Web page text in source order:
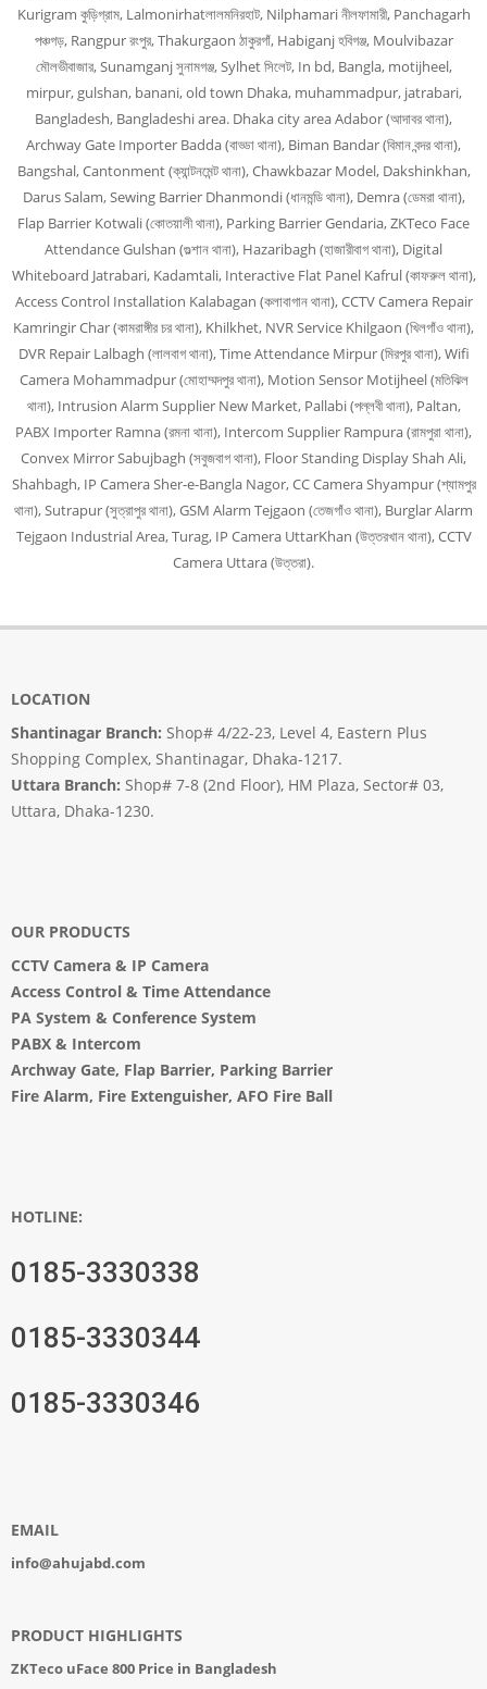
Kurigram কুড়িগ্রাম, Lalmonirhatলালমনিরহাট, Nilphamari নীলফামারী, Panchagarh
পঞ্চগড়, Rangpur রংপুর, Thakurgaon ঠাকুরগাঁ, Habiganj হবিগঞ্জ, Moulvibazar
মৌলভীবাজার, Sunamganj সুনামগঞ্জ, Sylhet সিলেট, In bd, Bangla, motijheel,
mirpur, gulshan, banani, old town Dhaka, muhammadpur, jatrabari,
Bangladesh, Bangladeshi area. Dhaka city area Adabor (আদাবর থানা),
Archway Gate Importer Badda (বাড্ডা থানা), Biman Bandar (বিমান বন্দর থানা),
Bangshal, Cantonment (ক্যান্টনমেন্ট থানা), Chawkbazar Model, Dakshinkhan,
Darus Salam, Sewing Barrier Dhanmondi (ধানমন্ডি থানা), Demra (ডেমরা থানা),
Flap Barrier Kotwali (কোতয়ালী থানা), Parking Barrier Gendaria, ZKTeco Face
Attendance Gulshan (গুল্শান থানা), Hazaribagh (হাজারীবাগ থানা), Digital
Whiteboard Jatrabari, Kadamtali, Interactive Flat Panel Kafrul (কাফরুল থানা),
Access Control Installation Kalabagan (কলাবাগান থানা), CCTV Camera Repair
Kamringir Char (কামরাঙ্গীর চর থানা), Khilkhet, NVR Service Khilgaon (খিলগাঁও থানা),
DVR Repair Lalbagh (লালবাগ থানা), Time Attendance Mirpur (মিরপুর থানা), Wifi
Camera Mohammadpur (মোহাম্মদপুর থানা), Motion Sensor Motijheel (মতিঝিল
থানা), Intrusion Alarm Supplier New Market, Pallabi (পল্লবী থানা), Paltan,
PABX Importer Ramna (রমনা থানা), Intercom Supplier Rampura (রামপুরা থানা),
Convex Mirror Sabujbagh (সবুজবাগ থানা), Floor Standing Display Shah Ali,
Shahbagh, IP Camera Sher-e-Bangla Nagor, CC Camera Shyampur (শ্যামপুর
থানা), Sutrapur (সুত্রাপুর থানা), GSM Alarm Tejgaon (তেজগাঁও থানা), Burglar Alarm
Tejgaon Industrial Area, Turag, IP Camera UttarKhan (উত্তরখান থানা), CCTV
Camera Uttara (উত্তরা).
LOCATION
Shantinagar Branch: Shop# 4/22-23, Level 4, Eastern Plus
Shopping Complex, Shantinagar, Dhaka-1217.
Uttara Branch: Shop# 7-8 (2nd Floor), HM Plaza, Sector# 03,
Uttara, Dhaka-1230.
OUR PRODUCTS
CCTV Camera & IP Camera
Access Control & Time Attendance
PA System & Conference System
PABX & Intercom
Archway Gate, Flap Barrier, Parking Barrier
Fire Alarm, Fire Extenguisher, AFO Fire Ball
HOTLINE:
0185-3330338
0185-3330344
0185-3330346
EMAIL
info@ahujabd.com
PRODUCT HIGHLIGHTS
ZKTeco uFace 800 Price in Bangladesh